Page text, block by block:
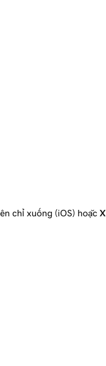
chỉ xuống (iOS) hoặc X